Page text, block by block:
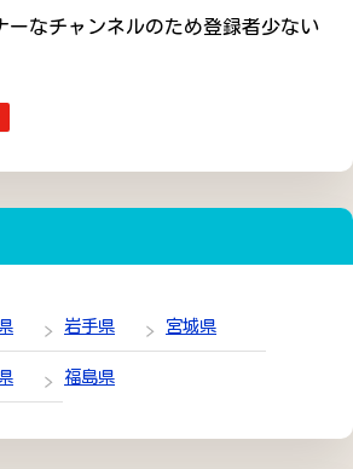
ーなチャンネルのため登録者少ない
岩手県 宮城県
福島県